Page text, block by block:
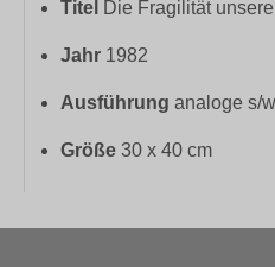
Titel Die Fragilität
Jahr 1982
Ausführung analoge s/
Größe 30 x 40 cm